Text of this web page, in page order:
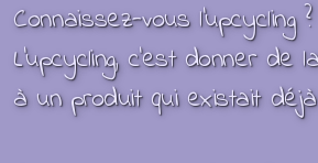
Connaissez-vous l’upcycling ?
L'upcycling, c'est donner de
à un produit qui existait déjà